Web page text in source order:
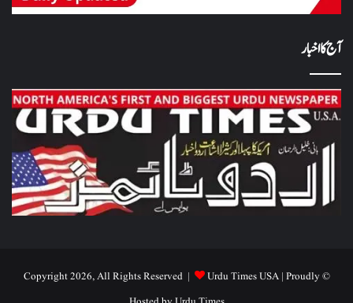
آج کا اخبار
© Copyright 2026, All Rights Reserved |
Urdu Times USA| Proudly